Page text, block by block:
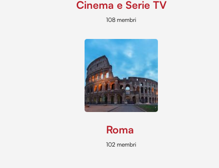
Cinema e Serie TV
108 membri
Roma
102 membri